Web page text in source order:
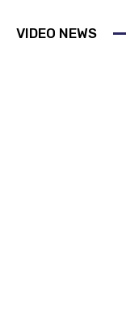
VIDEO NEWS